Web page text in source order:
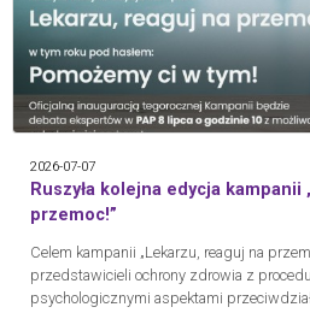
2026-07-07
Ruszyła kolejna edycja
przemoc!”
Celem kampanii „Lekarzu, reaguj na
przedstawicieli ochrony zdrowia z
psychologicznymi aspektami